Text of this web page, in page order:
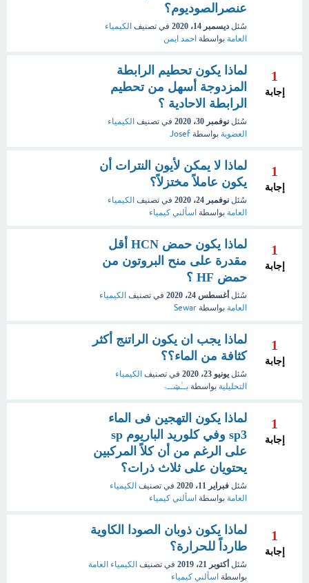
عنصرالصوديوم؟
سُئل ديسمبر 14، 2020 في تصنيف الكيمياء
العامة بواسطة احمد ايمن
1
إجابة
لماذا يكون تحطيم الرابطة
المزدوجة أسهل من تحطيم
الرابطة الاحادية ؟
سُئل نوفمبر 30، 2020 في تصنيف الكيمياء
العضوية بواسطة Josef
1
إجابة
لماذا لا يمكن لأيون النترات أن
يكون عاملاً مختزلاً؟
سُئل نوفمبر 24، 2020 في تصنيف الكيمياء
العامة بواسطة اسألني كيمياء
1
إجابة
لماذا يكون حمض HCN أقل
مقدرة على منح البروتون من
حمض HF ؟
سُئل أغسطس 24، 2020 في تصنيف الكيمياء
العامة بواسطة Sewar
1
إجابة
لماذا يجب ان يكون الراتنج أكثر
كثافة من الماء؟؟
سُئل يونيو 23، 2020 في تصنيف الكيمياء
التحليلية بواسطة بــٰڜــۃ
1
إجابة
لماذا يكون التهجين فى الماء
sp3 وفي كلوريد الباريوم sp
على الرغم من أن كلاً المركبين
يحتويان على ثلاث ذرات؟
سُئل فبراير 11، 2020 في تصنيف الكيمياء
العامة بواسطة اسألني كيمياء
1
إجابة
لماذا يكون ذوبان الصودا الكاوية
طارداً للحرارة؟
سُئل أكتوبر 21، 2019 في تصنيف الكيمياء العامة
بواسطة اسألني كيمياء